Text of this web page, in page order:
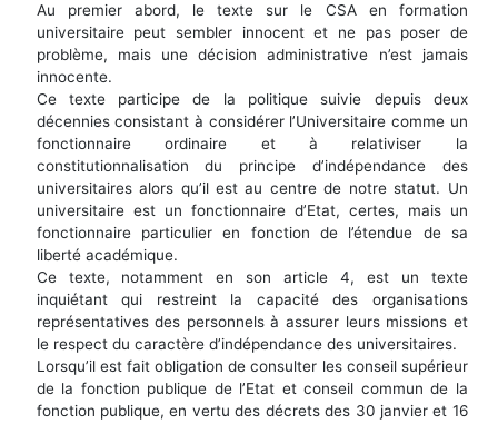
Au premier abord, le texte sur le CSA en formation
universitaire peut sembler innocent et ne pas poser de
problème, mais une décision administrative n’est jamais
innocente.
Ce texte participe de la politique suivie depuis deux
décennies consistant à considérer l’Universitaire comme un
fonctionnaire ordinaire et à relativiser la
constitutionnalisation du principe d’indépendance des
universitaires alors qu’il est au centre de notre statut. Un
universitaire est un fonctionnaire d’Etat, certes, mais un
fonctionnaire particulier en fonction de l’étendue de sa
liberté académique.
Ce texte, notamment en son article 4, est un texte
inquiétant qui restreint la capacité des organisations
représentatives des personnels à assurer leurs missions et
le respect du caractère d’indépendance des universitaires.
Lorsqu’il est fait obligation de consulter les conseil supérieur
de la fonction publique de l’Etat et conseil commun de la
fonction publique, en vertu des décrets des 30 janvier et 16